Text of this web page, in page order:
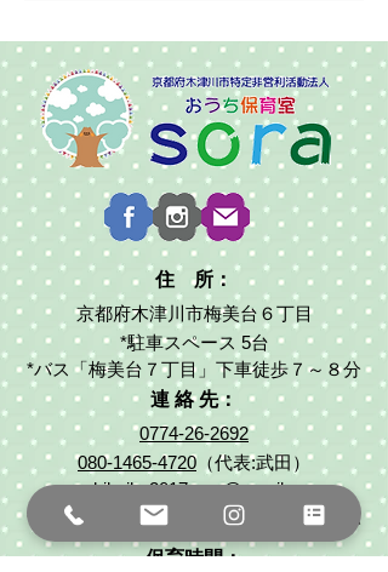
住 所：
京都府木津川市梅美台６丁目
*駐車スペース 5台
*バス「梅美台７丁目」下車徒歩７～８分
連 絡 先：
0774-26-2692
080-1465-4720 （代表:武田）
ouchihoiku2017sora@gmail.com
*保育時間外でもお気軽にご連絡ください
保育時間：